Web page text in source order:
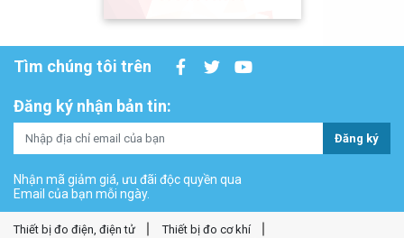
Tìm chúng tôi trên
Đăng ký nhận bản tin:
Đăng ký
Nhận mã giảm giá, ưu đãi độc quyền qua
Email của bạn mỗi ngày.
Thiết bị đo điện, điện tử
Thiết bị đo cơ khí